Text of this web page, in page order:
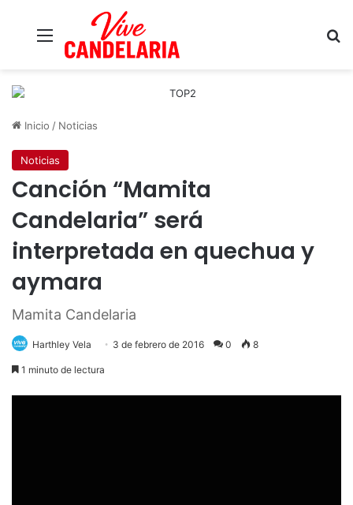
Inicio / Noticias
Noticias
Canción “Mamita
Candelaria” será
interpretada en quechua y
aymara
Mamita Candelaria
Harthley Vela 3 de febrero de 2016 0 8
1 minuto de lectura